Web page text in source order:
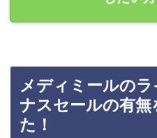
メディミールの
ナスセールの有
た！